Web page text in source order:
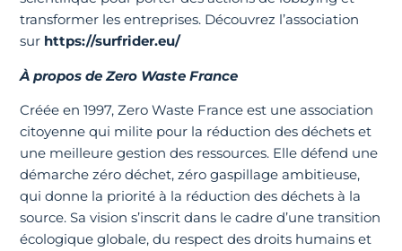
transformer les entreprises. Découvrez l’association
sur https://surfrider.eu/
À propos de Zero Waste France
Créée en 1997, Zero Waste France est une association
citoyenne qui milite pour la réduction des déchets et
une meilleure gestion des ressources. Elle défend une
démarche zéro déchet, zéro gaspillage ambitieuse,
qui donne la priorité à la réduction des déchets à la
source. Sa vision s’inscrit dans le cadre d’une transition
écologique globale, du respect des droits humains et